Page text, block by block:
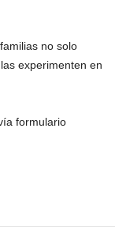
no solo
experimenten en
formulario